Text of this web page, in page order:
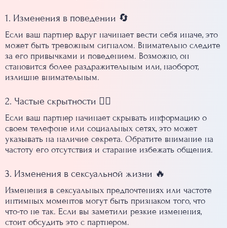
1. Изменения в поведении 🔄
Если ваш партнер вдруг начинает вести себя иначе, это
может быть тревожным сигналом. Внимательно следите
за его привычками и поведением. Возможно, он
становится более раздражительным или, наоборот,
излишне внимательным.
2. Частые скрытности 🕵️‍♀️
Если ваш партнер начинает скрывать информацию о
своем телефоне или социальных сетях, это может
указывать на наличие секрета. Обратите внимание на
частоту его отсутствия и старание избежать общения.
3. Изменения в сексуальной жизни 🔥
Изменения в сексуальных предпочтениях или частоте
интимных моментов могут быть признаком того, что
что-то не так. Если вы заметили резкие изменения,
стоит обсудить это с партнером.